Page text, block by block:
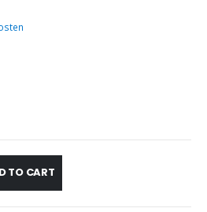
TO CART